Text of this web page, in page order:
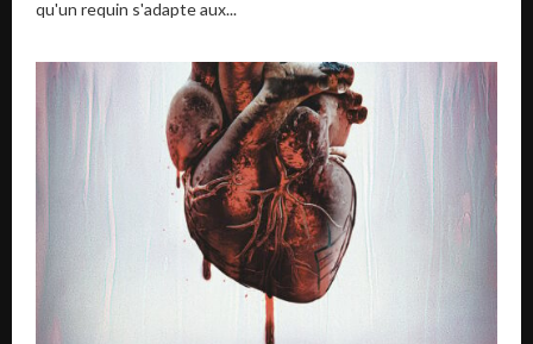
qu'un requin s'adapte aux...